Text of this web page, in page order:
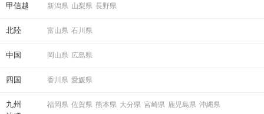
甲信越 新潟県 山梨県 長野県
北陸 富山県 石川県
中国 岡山県 広島県
四国 香川県 愛媛県
九州
福岡県 佐賀県 熊本県 大分県 宮崎県 鹿児島県 沖縄県